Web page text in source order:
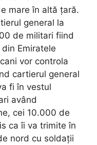
mare în altă țară.
general la
de militari fiind
Emiratele
vor controla
cartierul general
fi în vestul
având
cei 10.000 de
ca îi va trimite în
nord cu soldații